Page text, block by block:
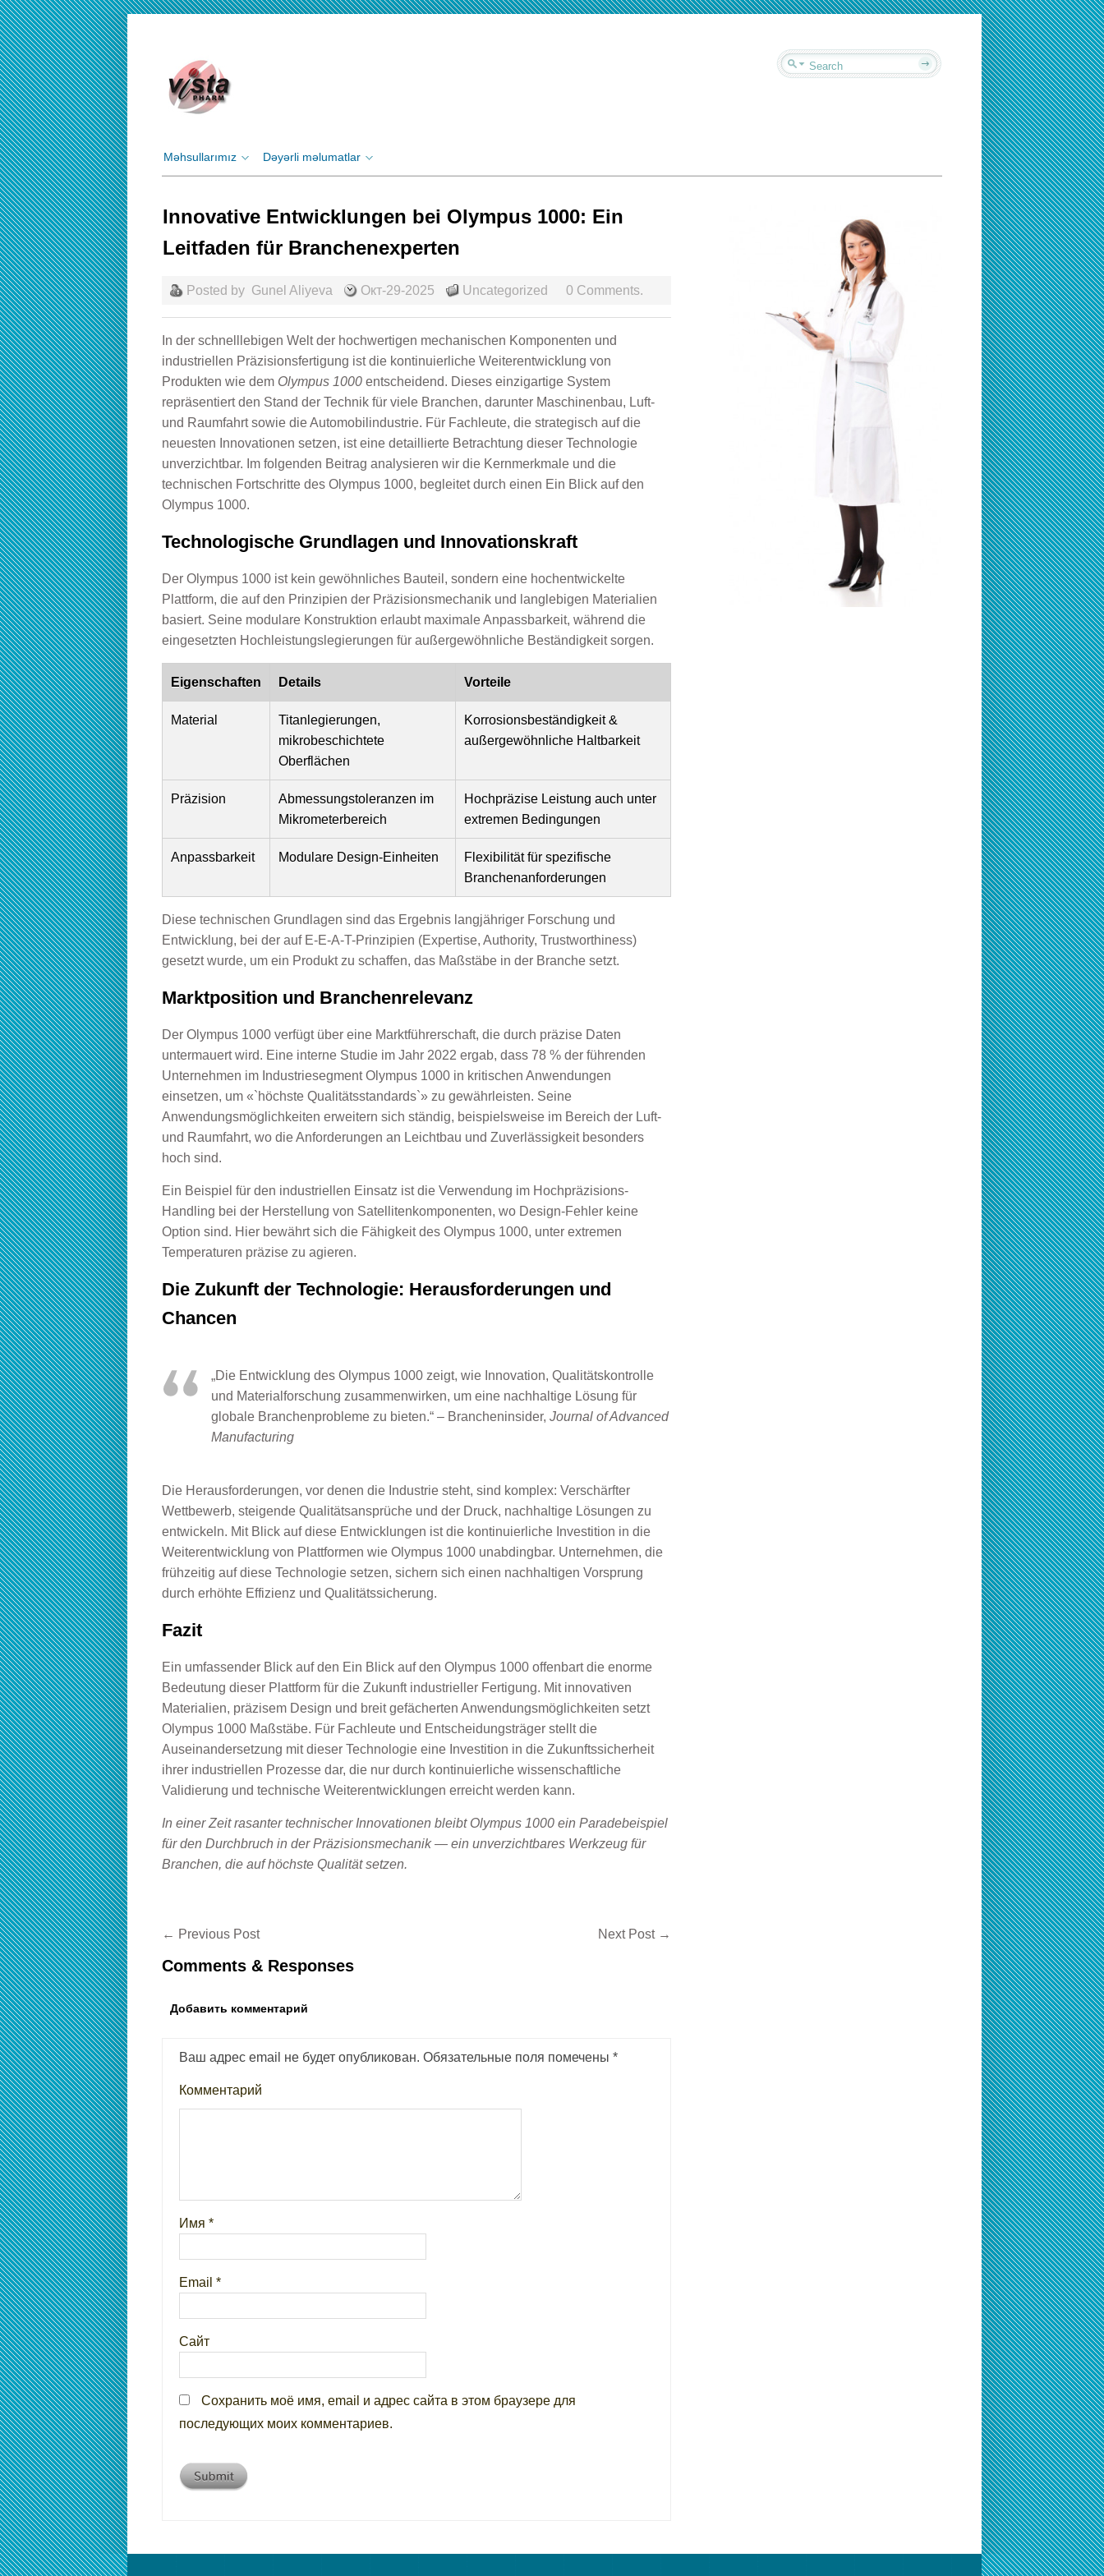
Məhsullarımız Dəyərli məlumatlar
Innovative Entwicklungen bei Olympus 1000: Ein
Leitfaden für Branchenexperten
Posted by Gunel Aliyeva Окт-29-2025 Uncategorized 0 Comments.
In der schnelllebigen Welt der hochwertigen mechanischen Komponenten und
industriellen Präzisionsfertigung ist die kontinuierliche Weiterentwicklung von
Produkten wie dem Olympus 1000 entscheidend. Dieses einzigartige System
repräsentiert den Stand der Technik für viele Branchen, darunter Maschinenbau, Luft-
und Raumfahrt sowie die Automobilindustrie. Für Fachleute, die strategisch auf die
neuesten Innovationen setzen, ist eine detaillierte Betrachtung dieser Technologie
unverzichtbar. Im folgenden Beitrag analysieren wir die Kernmerkmale und die
technischen Fortschritte des Olympus 1000, begleitet durch einen Ein Blick auf den
Olympus 1000.
Technologische Grundlagen und Innovationskraft
Der Olympus 1000 ist kein gewöhnliches Bauteil, sondern eine hochentwickelte
Plattform, die auf den Prinzipien der Präzisionsmechanik und langlebigen Materialien
basiert. Seine modulare Konstruktion erlaubt maximale Anpassbarkeit, während die
eingesetzten Hochleistungslegierungen für außergewöhnliche Beständigkeit sorgen.
Eigenschaften Details Vorteile
Material
Titanlegierungen,
mikrobeschichtete
Oberflächen
Korrosionsbeständigkeit &
außergewöhnliche Haltbarkeit
Präzision
Abmessungstoleranzen im
Mikrometerbereich
Hochpräzise Leistung auch unter
extremen Bedingungen
Anpassbarkeit Modulare Design-Einheiten
Flexibilität für spezifische
Branchenanforderungen
Diese technischen Grundlagen sind das Ergebnis langjähriger Forschung und
Entwicklung, bei der auf E-E-A-T-Prinzipien (Expertise, Authority, Trustworthiness)
gesetzt wurde, um ein Produkt zu schaffen, das Maßstäbe in der Branche setzt.
Marktposition und Branchenrelevanz
Der Olympus 1000 verfügt über eine Marktführerschaft, die durch präzise Daten
untermauert wird. Eine interne Studie im Jahr 2022 ergab, dass 78 % der führenden
Unternehmen im Industriesegment Olympus 1000 in kritischen Anwendungen
einsetzen, um «`höchste Qualitätsstandards`» zu gewährleisten. Seine
Anwendungsmöglichkeiten erweitern sich ständig, beispielsweise im Bereich der Luft-
und Raumfahrt, wo die Anforderungen an Leichtbau und Zuverlässigkeit besonders
hoch sind.
Ein Beispiel für den industriellen Einsatz ist die Verwendung im Hochpräzisions-
Handling bei der Herstellung von Satellitenkomponenten, wo Design-Fehler keine
Option sind. Hier bewährt sich die Fähigkeit des Olympus 1000, unter extremen
Temperaturen präzise zu agieren.
Die Zukunft der Technologie: Herausforderungen und
Chancen
„Die Entwicklung des Olympus 1000 zeigt, wie Innovation, Qualitätskontrolle
und Materialforschung zusammenwirken, um eine nachhaltige Lösung für
globale Branchenprobleme zu bieten.“ – Brancheninsider, Journal of Advanced
Manufacturing
Die Herausforderungen, vor denen die Industrie steht, sind komplex: Verschärfter
Wettbewerb, steigende Qualitätsansprüche und der Druck, nachhaltige Lösungen zu
entwickeln. Mit Blick auf diese Entwicklungen ist die kontinuierliche Investition in die
Weiterentwicklung von Plattformen wie Olympus 1000 unabdingbar. Unternehmen, die
frühzeitig auf diese Technologie setzen, sichern sich einen nachhaltigen Vorsprung
durch erhöhte Effizienz und Qualitätssicherung.
Fazit
Ein umfassender Blick auf den Ein Blick auf den Olympus 1000 offenbart die enorme
Bedeutung dieser Plattform für die Zukunft industrieller Fertigung. Mit innovativen
Materialien, präzisem Design und breit gefächerten Anwendungsmöglichkeiten setzt
Olympus 1000 Maßstäbe. Für Fachleute und Entscheidungsträger stellt die
Auseinandersetzung mit dieser Technologie eine Investition in die Zukunftssicherheit
ihrer industriellen Prozesse dar, die nur durch kontinuierliche wissenschaftliche
Validierung und technische Weiterentwicklungen erreicht werden kann.
In einer Zeit rasanter technischer Innovationen bleibt Olympus 1000 ein Paradebeispiel
für den Durchbruch in der Präzisionsmechanik — ein unverzichtbares Werkzeug für
Branchen, die auf höchste Qualität setzen.
← Previous Post Next Post →
Comments & Responses
Добавить комментарий
Ваш адрес email не будет опубликован. Обязательные поля помечены *
Комментарий
Имя *
Email *
Сайт
Сохранить моё имя, email и адрес сайта в этом браузере для
последующих моих комментариев.